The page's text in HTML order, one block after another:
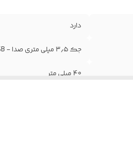
دارد
جک ۳٫۵ میلی متری صدا - USB
40 میلی متر